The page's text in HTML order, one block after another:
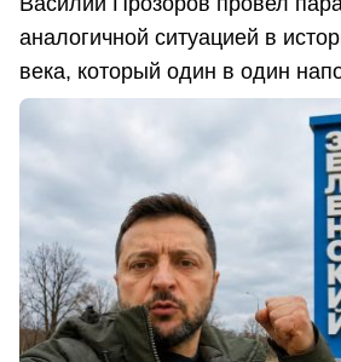
аналогичной ситуацией в
века, который один в один